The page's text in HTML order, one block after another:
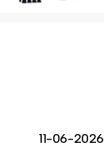
11-06-2026